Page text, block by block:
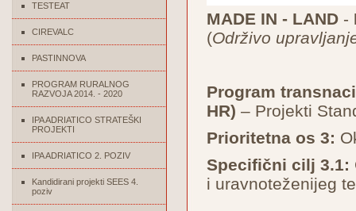
TESTEAT
CIREVALC
PASTINNOVA
PROGRAM RURALNOG
RAZVOJA 2014. - 2020
IPA ADRIATICO STRATEŠKI
PROJEKTI
IPA ADRIATICO 2. POZIV
Kandidirani projekti SEES 4.
poziv
MADE IN - LAND -
(Održivo
Program
HR) – Projekti
Prioritetna os 3:
Specifični cilj 3.1:
i uravnoteženijeg